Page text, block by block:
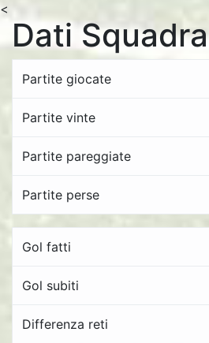
<
Dati Squadra
Partite giocate
Partite vinte
Partite pareggiate
Partite perse
Gol fatti
Gol subiti
Differenza reti